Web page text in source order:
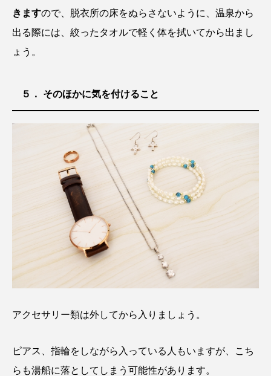
きますので、脱衣所の床をぬらさないように、温泉から
出る際には、絞ったタオルで軽く体を拭いてから出まし
ょう。
５． そのほかに気を付けること
アクセサリー類は外してから入りましょう。
ピアス、指輪をしながら入っている人もいますが、こち
らも湯船に落としてしまう可能性があります。